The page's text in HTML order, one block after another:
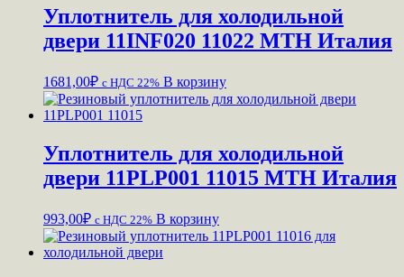
Уплотнитель для холодильной
двери 11INF020 11022 МТН Италия
1681,00₽ c НДС 22% В корзину
Уплотнитель для холодильной
двери 11PLP001 11015 МТН Италия
993,00₽ c НДС 22% В корзину